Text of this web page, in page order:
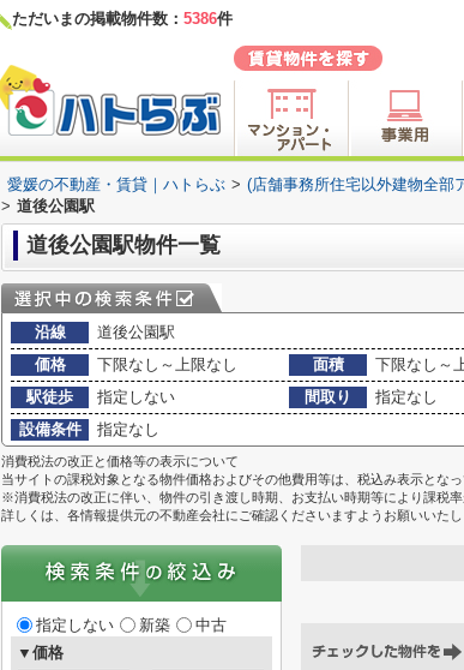
ただいまの掲載物件数： 5386件
愛媛の不動産・賃貸｜ハトらぶ > (店舗事務所住宅以外建物全部
> 道後公園駅
道後公園駅物件一覧
沿線
道後公園駅
価格
下限なし～上限なし 面積 下限なし～
駅徒歩
指定しない 間取り
指定なし
設備条件
指定なし
消費税法の改正と価格等の表示について
当サイトの課税対象となる物件価格およびその他費用等は、税込み表示となっ
※消費税法の改正に伴い、物件の引き渡し時期、お支払い時期等により課税率
詳しくは、各情報提供元の不動産会社にご確認くださいますようお願いいたし
指定しない 新築
中古
▼価格